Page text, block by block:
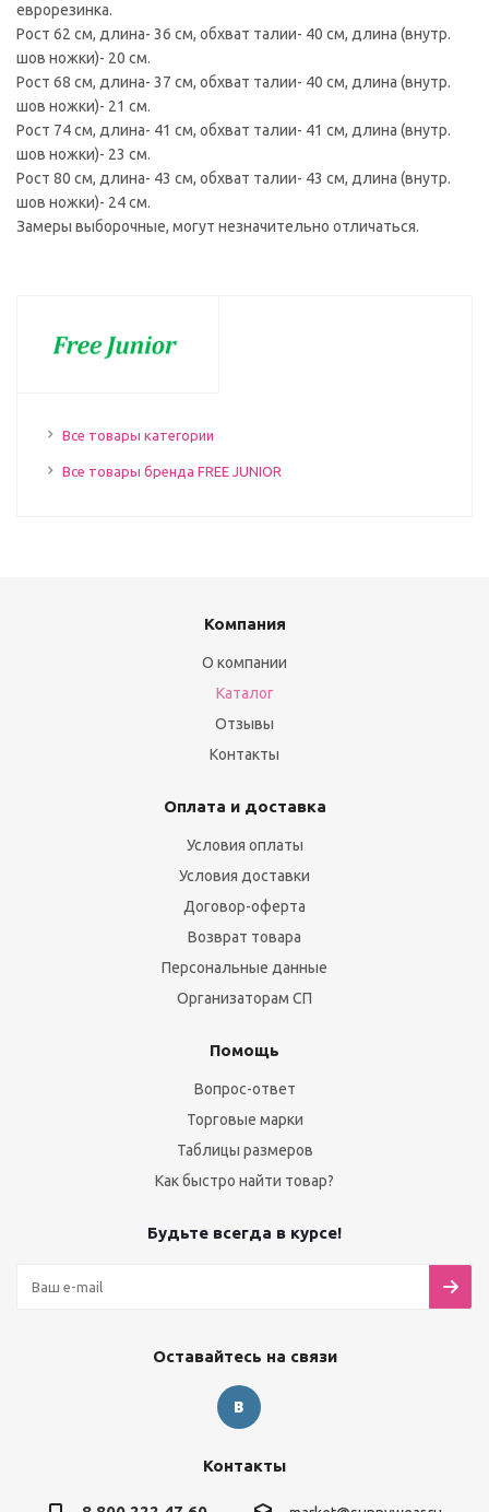
еврорезинка.
Рост 62 см, длина- 36 см, обхват талии- 40 см, длина (внутр.
шов ножки)- 20 см.
Рост 68 см, длина- 37 см, обхват талии- 40 см, длина (внутр.
шов ножки)- 21 см.
Рост 74 см, длина- 41 см, обхват талии- 41 см, длина (внутр.
шов ножки)- 23 см.
Рост 80 см, длина- 43 см, обхват талии- 43 см, длина (внутр.
шов ножки)- 24 см.
Замеры выборочные, могут незначительно отличаться.
Все товары категории
Все товары бренда FREE JUNIOR
Компания
О компании
Каталог
Отзывы
Контакты
Оплата и доставка
Условия оплаты
Условия доставки
Договор-оферта
Возврат товара
Персональные данные
Организаторам СП
Помощь
Вопрос-ответ
Торговые марки
Таблицы размеров
Как быстро найти товар?
Будьте всегда в курсе!
Оставайтесь на связи
Контакты